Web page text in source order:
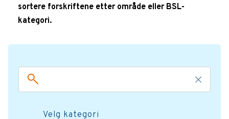
sortere forskriftene etter område eller BSL-
kategori.
Velg kategori